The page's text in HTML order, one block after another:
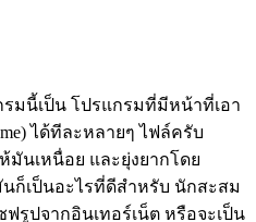
รมนี้เป็น โปรแกรมที่มีหน้าที่เอา
ได้ทีละหลายๆ ไฟล์ครับ
นเหนื่อย และยุ่งยากโดย
ก็เป็นอะไรที่ดีสำหรับ นักสะสม
ฟรูปจากอินเทอร์เน็ต หรือจะเป็น